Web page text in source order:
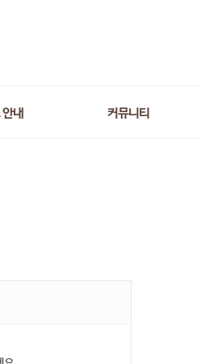
내 커뮤니티